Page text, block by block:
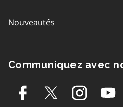
Nouveautés
Communiquez avec